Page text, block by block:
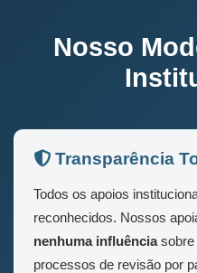
Nosso
Transparência
Todos os apoios
reconhecidos. Nossos
nenhuma influênciasobre
processos de revisão por